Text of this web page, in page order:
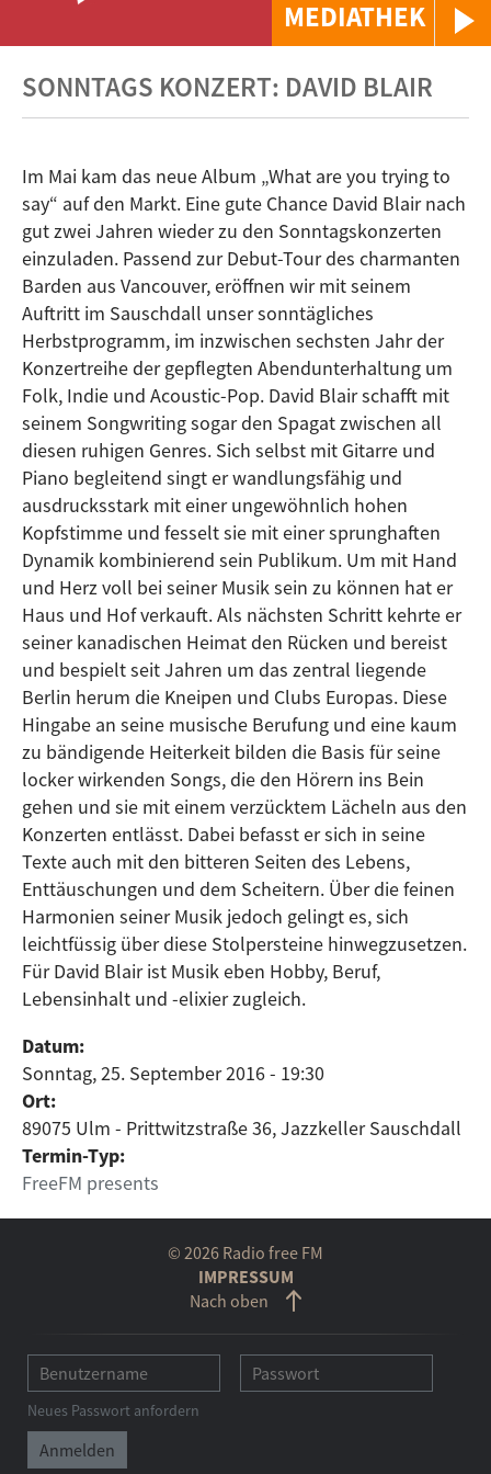
MEDIATHEK
SONNTAGS KONZERT: DAVID BLAIR
Im Mai kam das neue Album „What are you trying to
say“ auf den Markt. Eine gute Chance David Blair nach
gut zwei Jahren wieder zu den Sonntagskonzerten
einzuladen. Passend zur Debut-Tour des charmanten
Barden aus Vancouver, eröffnen wir mit seinem
Auftritt im Sauschdall unser sonntägliches
Herbstprogramm, im inzwischen sechsten Jahr der
Konzertreihe der gepflegten Abendunterhaltung um
Folk, Indie und Acoustic-Pop. David Blair schafft mit
seinem Songwriting sogar den Spagat zwischen all
diesen ruhigen Genres. Sich selbst mit Gitarre und
Piano begleitend singt er wandlungsfähig und
ausdrucksstark mit einer ungewöhnlich hohen
Kopfstimme und fesselt sie mit einer sprunghaften
Dynamik kombinierend sein Publikum. Um mit Hand
und Herz voll bei seiner Musik sein zu können hat er
Haus und Hof verkauft. Als nächsten Schritt kehrte er
seiner kanadischen Heimat den Rücken und bereist
und bespielt seit Jahren um das zentral liegende
Berlin herum die Kneipen und Clubs Europas. Diese
Hingabe an seine musische Berufung und eine kaum
zu bändigende Heiterkeit bilden die Basis für seine
locker wirkenden Songs, die den Hörern ins Bein
gehen und sie mit einem verzücktem Lächeln aus den
Konzerten entlässt. Dabei befasst er sich in seine
Texte auch mit den bitteren Seiten des Lebens,
Enttäuschungen und dem Scheitern. Über die feinen
Harmonien seiner Musik jedoch gelingt es, sich
leichtfüssig über diese Stolpersteine hinwegzusetzen.
Für David Blair ist Musik eben Hobby, Beruf,
Lebensinhalt und -elixier zugleich.
Datum:
Sonntag, 25. September 2016 - 19:30
Ort:
89075 Ulm - Prittwitzstraße 36, Jazzkeller Sauschdall
Termin-Typ:
FreeFM presents
© 2026 Radio free FM
IMPRESSUM
Nach oben
Neues Passwort anfordern